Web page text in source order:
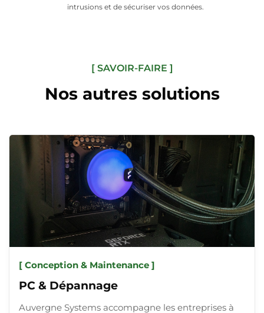
intrusions et de sécuriser vos données.
[ SAVOIR-FAIRE ]
Nos autres solutions
[ Conception & Maintenance ]
PC & Dépannage
Auvergne Systems accompagne les entreprises à